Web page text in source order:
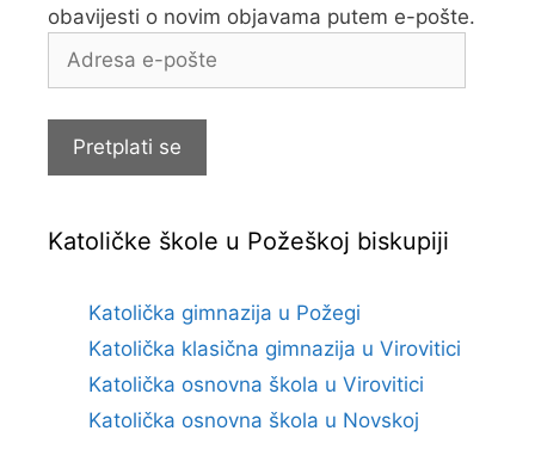
obavijesti o novim objavama putem e-pošte.
Adresa
Pretplati se
Katoličke škole u Požeškoj biskupiji
Katolička gimnazija u Požegi
Katolička klasična gimnazija u Virovitici
Katolička osnovna škola u Virovitici
Katolička osnovna škola u Novskoj